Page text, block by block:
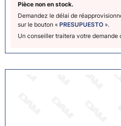
Pièce non en stock.
Demandez le délai de
sur le bouton « PRESUPUESTO ».
Un conseiller traitera votre demande